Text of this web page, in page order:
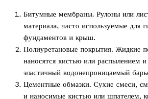
Битумные мембраны. Рулоны или
материала, часто используемые для
фундаментов и крыш.
Полиуретановые покрытия. Жидкие
наносятся кистью или распылением
эластичный водонепроницаемый
Цементные обмазки. Сухие смеси,
и наносимые кистью или шпателем,